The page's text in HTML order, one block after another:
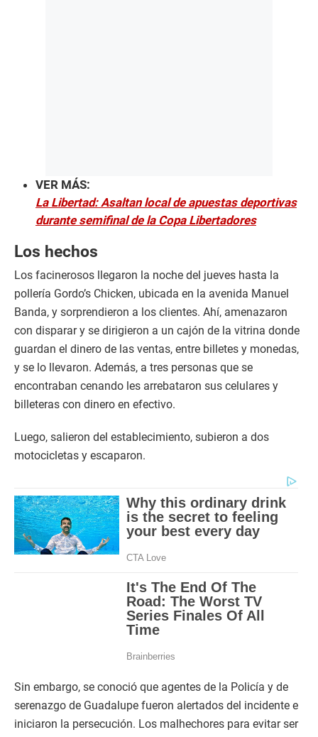
VER MÁS:
La Libertad: Asaltan local de apuestas deportivas
durante semifinal de la Copa Libertadores
Los hechos
Los facinerosos llegaron la noche del jueves hasta la
pollería Gordo’s Chicken, ubicada en la avenida Manuel
Banda, y sorprendieron a los clientes. Ahí, amenazaron
con disparar y se dirigieron a un cajón de la vitrina donde
guardan el dinero de las ventas, entre billetes y monedas,
y se lo llevaron. Además, a tres personas que se
encontraban cenando les arrebataron sus celulares y
billeteras con dinero en efectivo.
Luego, salieron del establecimiento, subieron a dos
motocicletas y escaparon.
Sin embargo, se conoció que agentes de la Policía y de
serenazgo de Guadalupe fueron alertados del incidente e
iniciaron la persecución. Los malhechores para evitar ser